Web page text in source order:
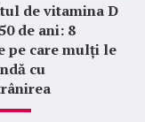
de vitamina D
de ani: 8
pe care mulți le
cu